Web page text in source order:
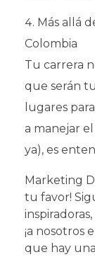
Más allá
Colombia
Tu carrera
que serán
lugares
a manejar
ya), es
Marketing
tu favor!
¡a nosotros
que hay